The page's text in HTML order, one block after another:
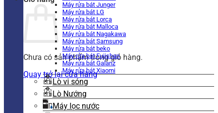
Chưa có sản phẩm trong giỏ hàng.
Quay trở lại cửa hàng
Máy rửa bát Junger
Máy rửa bát LG
Máy rửa bát Lorca
Máy rửa bát Malloca
Máy rửa bát Nagakawa
Máy rửa bát Samsung
Máy rửa bát beko
Máy rửa bát Fujishan
Máy rửa bát Galanz
Máy rửa bát Xiaomi
Lò vi sóng
Lò Nướng
Máy lọc nước